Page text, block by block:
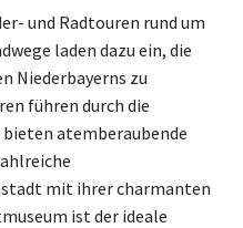
und Radtouren rund um
laden dazu ein, die
Niederbayerns zu
führen durch die
atemberaubende
mit ihrer charmanten
ist der ideale